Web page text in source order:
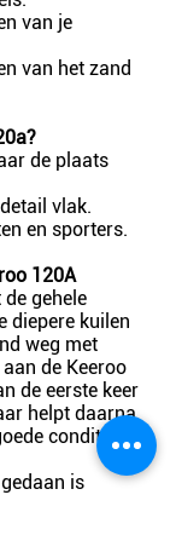
van je
van het zand
de plaats
vlak.
en sporters.
120A
gehele
diepere kuilen
weg met
de Keeroo
de eerste keer
helpt daarna
conditie te
is